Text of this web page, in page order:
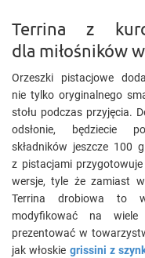
Terrina z
dla miłośników
Orzeszki pistacjowe
nie tylko oryginalnego
stołu podczas przyjęcia.
odsłonie, będziecie
składników jeszcze 100
z pistacjami
wersje, tyle że zamiast
Terrina drobiowa to
modyfikować na wiele
prezentować w
jak włoskie grissini z